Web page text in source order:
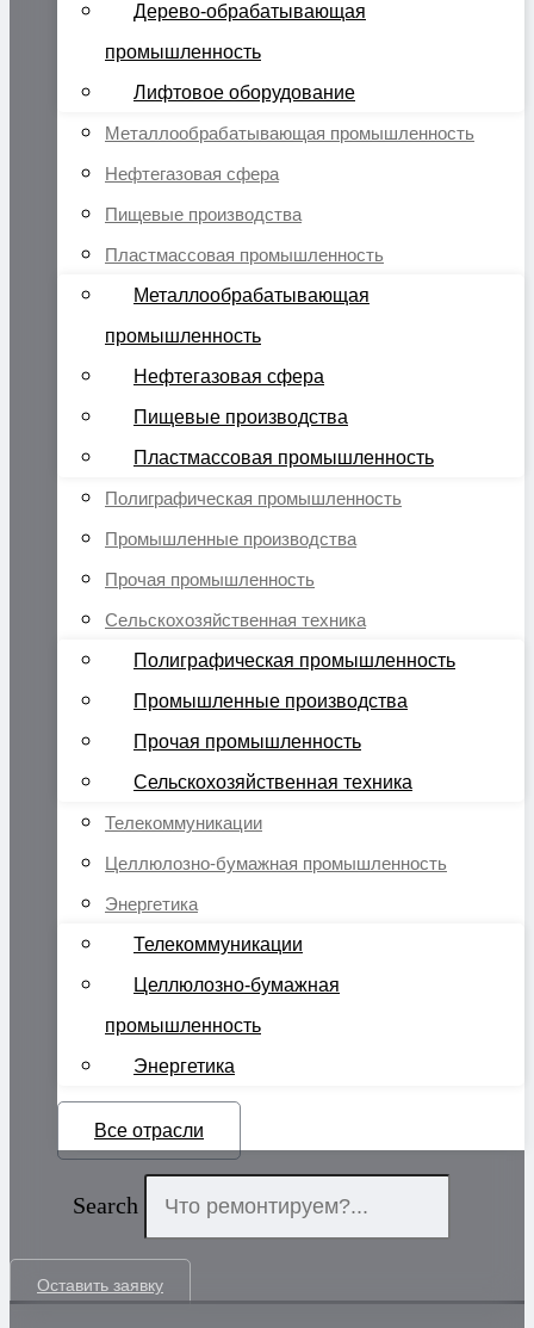
Дерево-обрабатывающая
промышленность
Лифтовое оборудование
Металлообрабатывающая промышленность
Нефтегазовая сфера
Пищевые производства
Пластмассовая промышленность
Металлообрабатывающая
промышленность
Нефтегазовая сфера
Пищевые производства
Пластмассовая промышленность
Полиграфическая промышленность
Промышленные производства
Прочая промышленность
Сельскохозяйственная техника
Полиграфическая промышленность
Промышленные производства
Прочая промышленность
Сельскохозяйственная техника
Телекоммуникации
Целлюлозно-бумажная промышленность
Энергетика
Телекоммуникации
Целлюлозно-бумажная
промышленность
Энергетика
Все отрасли
Search
Оставить заявку